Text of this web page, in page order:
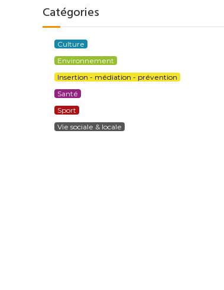
Catégories
Culture
Environnement
Insertion - médiation - prévention
Santé
Sport
Vie sociale & locale